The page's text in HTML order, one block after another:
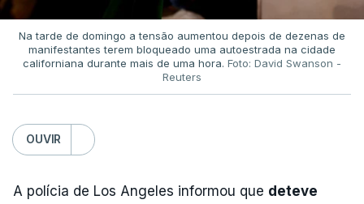
Na tarde de domingo a tensão aumentou depois de dezenas de
manifestantes terem bloqueado uma autoestrada na cidade
californiana durante mais de uma hora. Foto: David Swanson -
Reuters
OUVIR
A polícia de Los Angeles informou que deteve